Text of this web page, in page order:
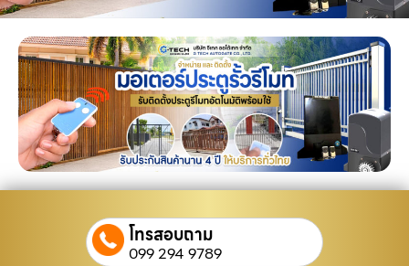
โทรสอบถาม
099 294 9789